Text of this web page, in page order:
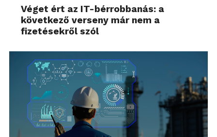
Véget ért az IT-bérrobbanás: a
következő verseny már nem a
fizetésekről szól